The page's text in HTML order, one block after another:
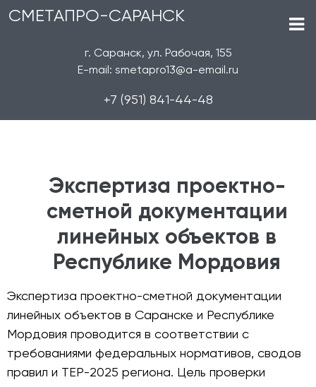
СМЕТАПРО-САРАНСК
г. Саранск, ул. Рабочая, 155
E-mail: smetapro13@a-email.ru
+7 (951) 841-44-48
Экспертиза проектно-
сметной документации
линейных объектов в
Республике Мордовия
Экспертиза проектно-сметной документации
линейных объектов в Саранске и Республике
Мордовия проводится в соответствии с
требованиями федеральных нормативов, сводов
правил и ТЕР-2025 региона. Цель проверки